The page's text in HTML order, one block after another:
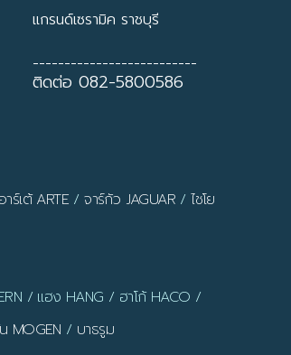
แกรนด์เซรามิค ราชบุรี
--------------------------
ติดต่อ 082-5800586
อาร์เต้ ARTE/จาร์กัว JAGUAR/ไชโย
/ แฮง HANG / ฮาโก้ HACO /
MOGEN / บาธรูม